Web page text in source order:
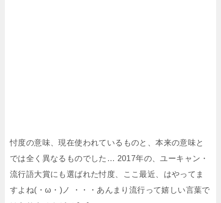
忖度の意味、現在使われているものと、本来の意味と
では全く異なるものでした… 2017年の、ユーキャン・
流行語大賞にも選ばれた忖度、ここ最近、はやってま
すよね(・ω・)ノ ・・・あんまり流行って嬉しい言葉で